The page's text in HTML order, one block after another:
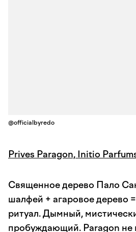
@officialbyredo
Prives Paragon, Initio
Священное дерево Пало
шалфей + агаровое дерево
ритуал. Дымный,
пробуждающий. Paragon не